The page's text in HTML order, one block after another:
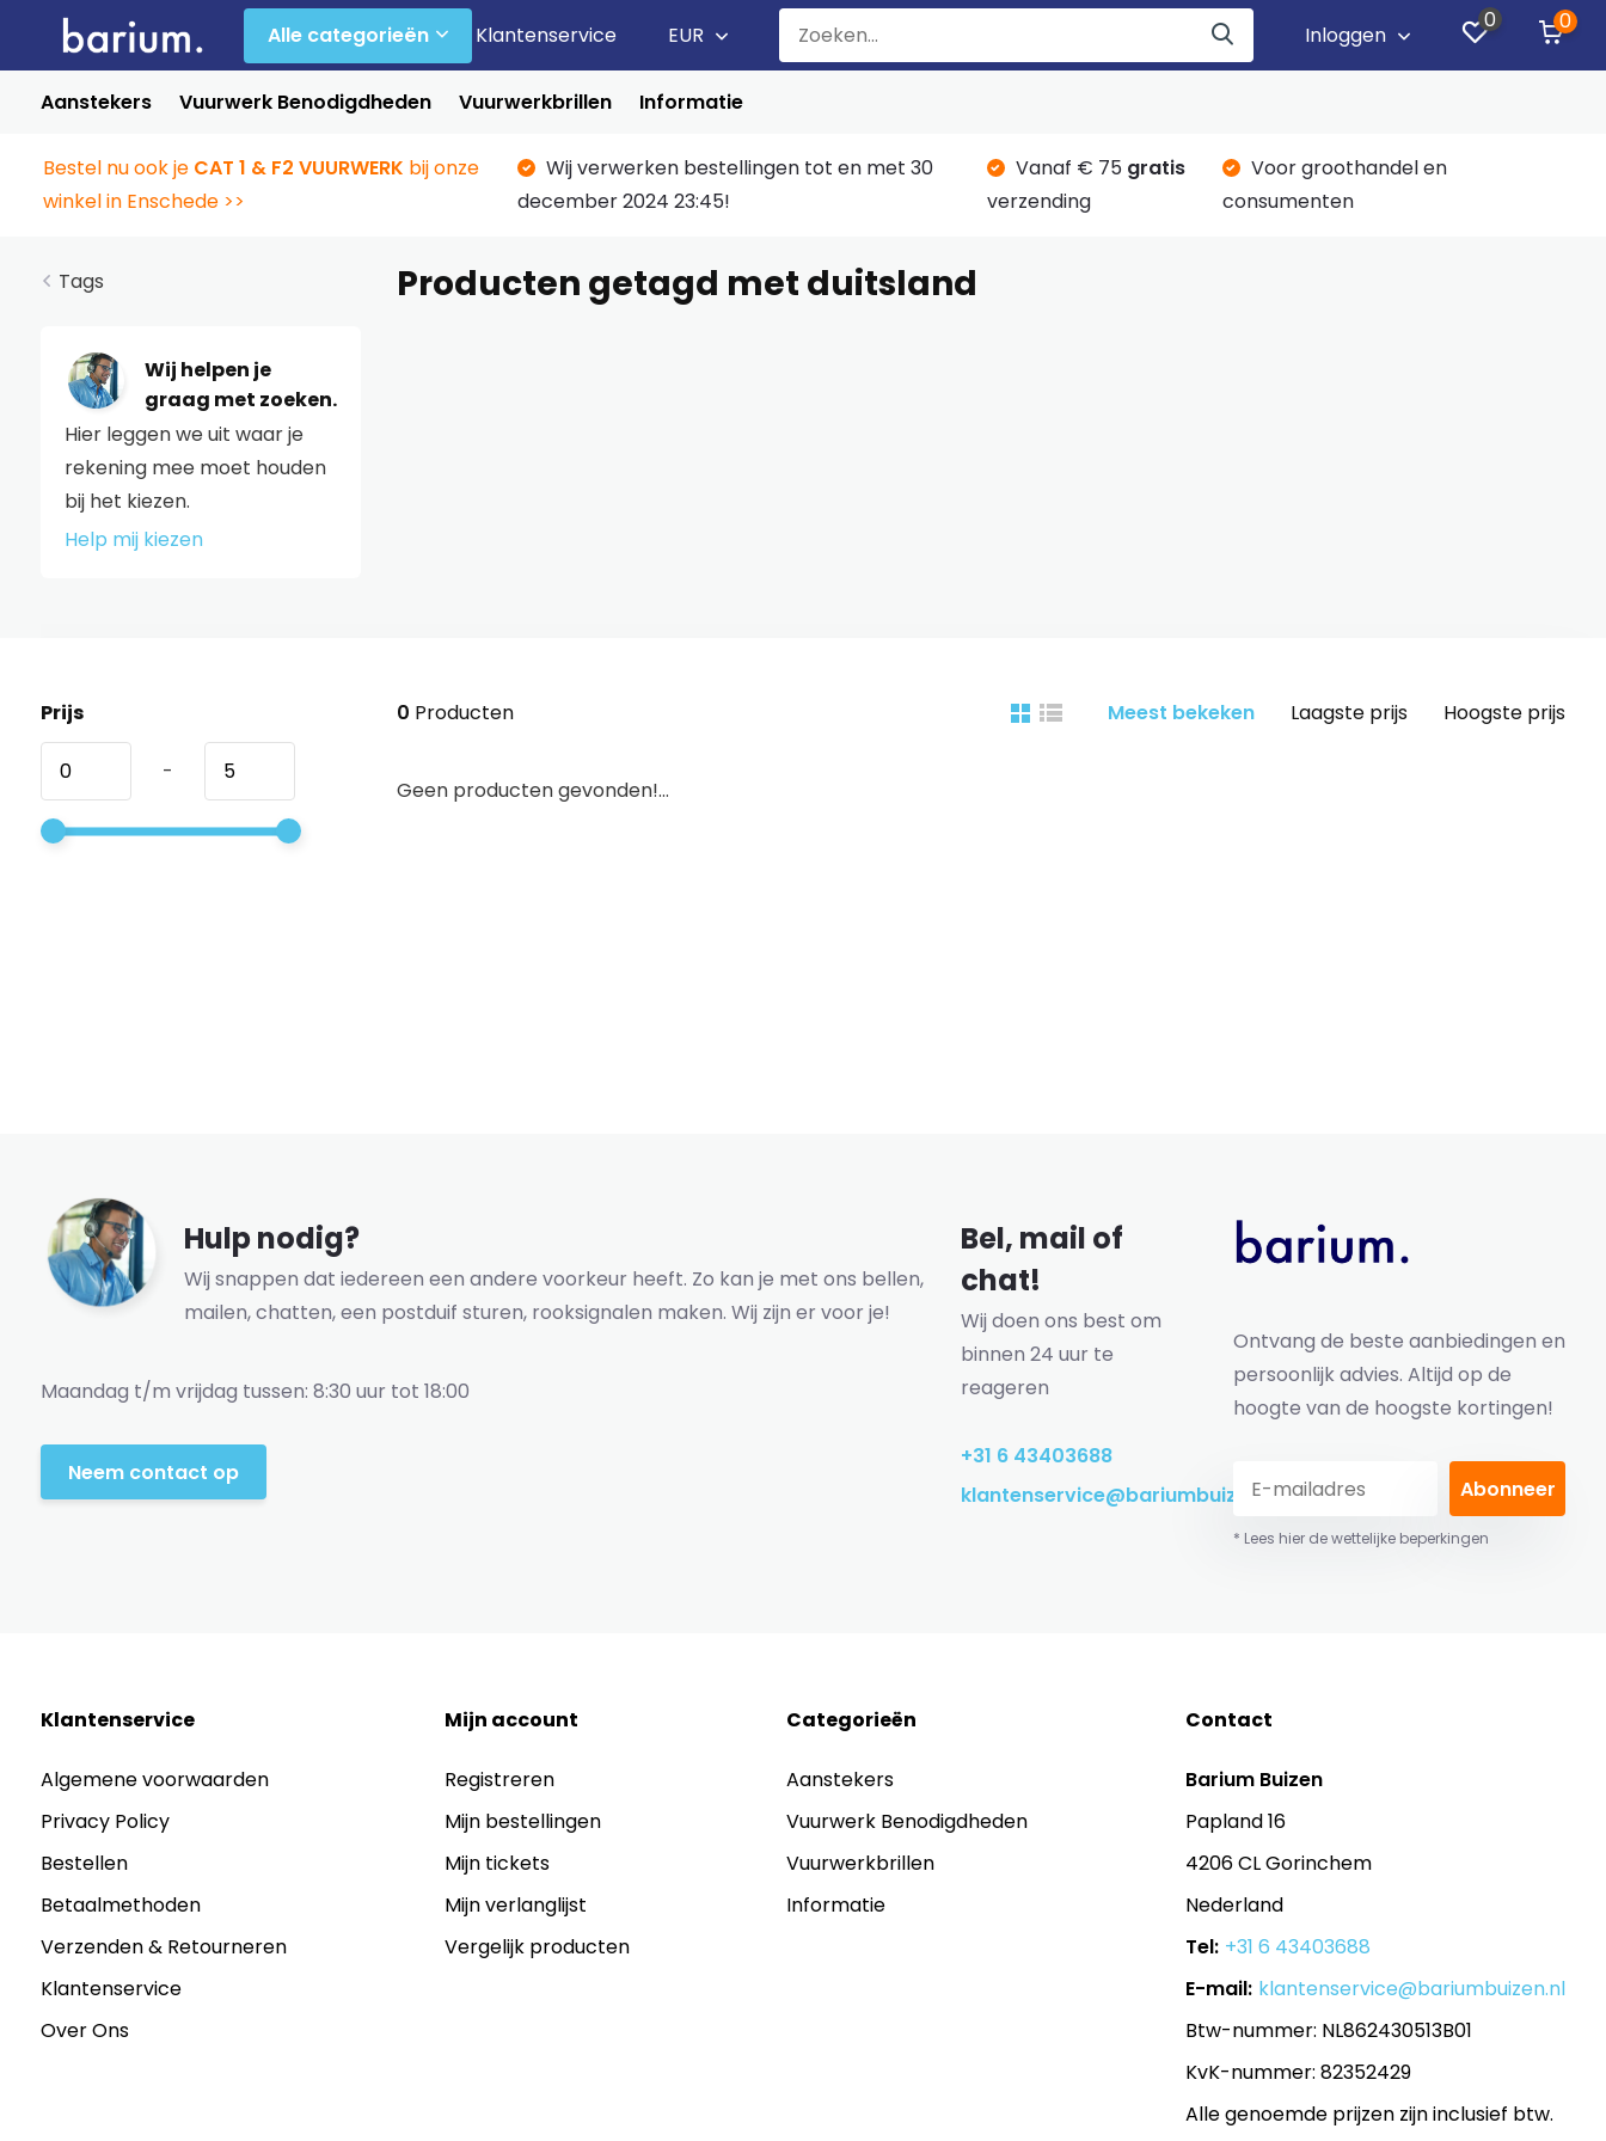
Alle categorieën Klantenservice EUR Inloggen
0 0
Aanstekers Vuurwerk Benodigdheden Vuurwerkbrillen Informatie
Bestel nu ook je CAT 1 & F2 VUURWERK bij onze
winkel in Enschede >>
Wij verwerken bestellingen tot en met 30
december 2024 23:45!
Vanaf € 75 gratis
verzending
Voor groothandel en
consumenten
Tags
Wij helpen je
graag met zoeken.
Hier leggen we uit waar je
rekening mee moet houden
bij het kiezen.
Help mij kiezen
Producten getagd met duitsland
Prijs
-
0 Producten Meest bekeken Laagste prijs Hoogste prijs
Geen producten gevonden!...
Hulp nodig?
Wij snappen dat iedereen een andere voorkeur heeft. Zo kan je met ons bellen,
mailen, chatten, een postduif sturen, rooksignalen maken. Wij zijn er voor je!
Maandag t/m vrijdag tussen: 8:30 uur tot 18:00
Neem contact op
Bel, mail of
chat!
Wij doen ons best om
binnen 24 uur te
reageren
+31 6 43403688
klantenservice@bariumbuizen.nl
Ontvang de beste aanbiedingen en
persoonlijk advies. Altijd op de
hoogte van de hoogste kortingen!
Abonneer
* Lees hier de wettelijke beperkingen
Klantenservice
Algemene voorwaarden
Privacy Policy
Bestellen
Betaalmethoden
Verzenden & Retourneren
Klantenservice
Over Ons
Mijn account
Registreren
Mijn bestellingen
Mijn tickets
Mijn verlanglijst
Vergelijk producten
Categorieën
Aanstekers
Vuurwerk Benodigdheden
Vuurwerkbrillen
Informatie
Contact
Barium Buizen
Papland 16
4206 CL Gorinchem
Nederland
Tel: +31 6 43403688
E-mail: klantenservice@bariumbuizen.nl
Btw-nummer: NL862430513B01
KvK-nummer: 82352429
Alle genoemde prijzen zijn inclusief btw.